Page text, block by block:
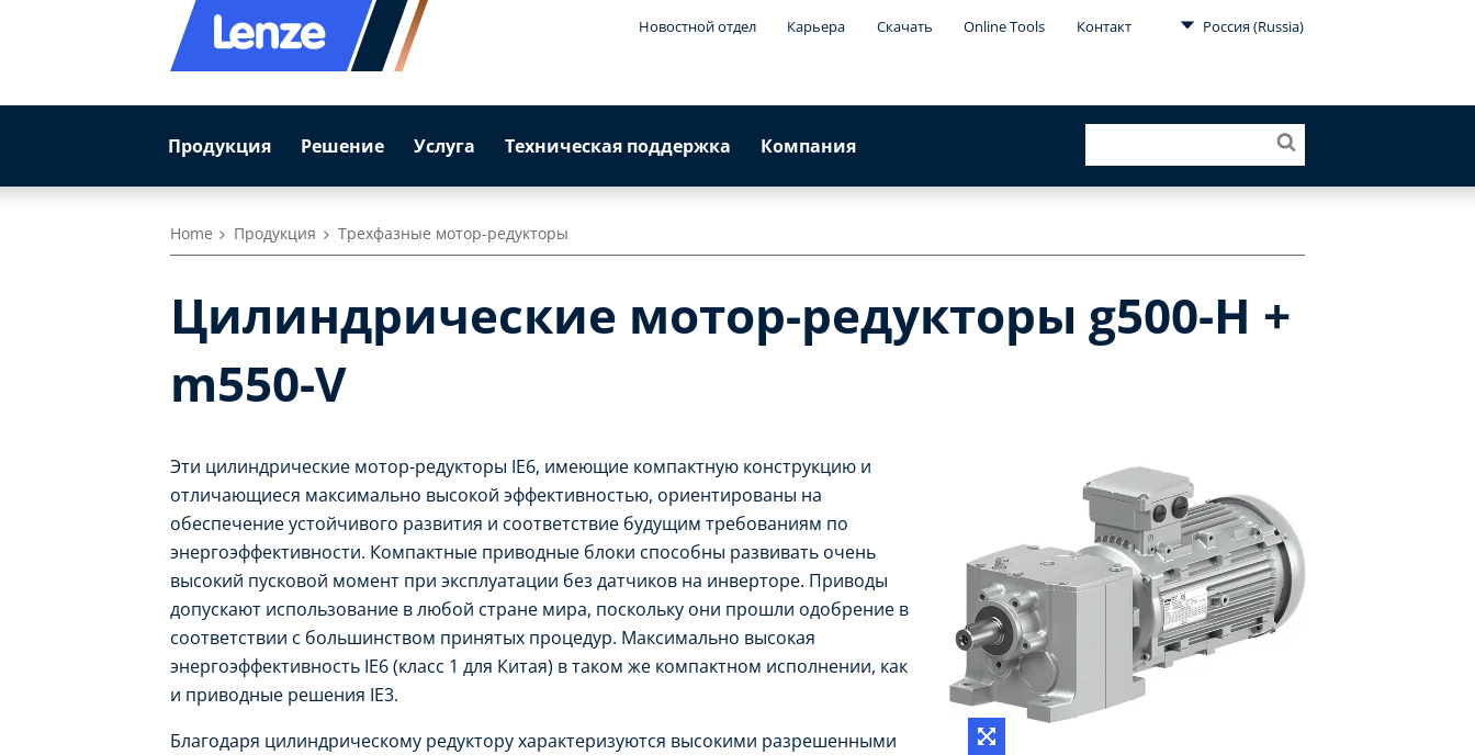
Новостной отдел Карьера Скачать Online Tools Контакт Россия (Russia)
Продукция Решение Услуга Техническая поддержка Компания
Home Продукция Трехфазные мотор-редукторы
Цилиндрические мотор-редукторы g500-H +
m550-V
Эти цилиндрические мотор-редукторы IE6, имеющие компактную конструкцию и
отличающиеся максимально высокой эффективностью, ориентированы на
обеспечение устойчивого развития и соответствие будущим требованиям по
энергоэффективности. Компактные приводные блоки способны развивать очень
высокий пусковой момент при эксплуатации без датчиков на инверторе. Приводы
допускают использование в любой стране мира, поскольку они прошли одобрение в
соответствии с большинством принятых процедур. Максимально высокая
энергоэффективность IE6 (класс 1 для Китая) в таком же компактном исполнении, как
и приводные решения IE3.
Благодаря цилиндрическому редуктору характеризуются высокими разрешенными